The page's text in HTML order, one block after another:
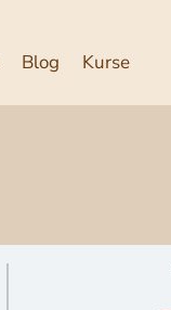
Blog Kurse